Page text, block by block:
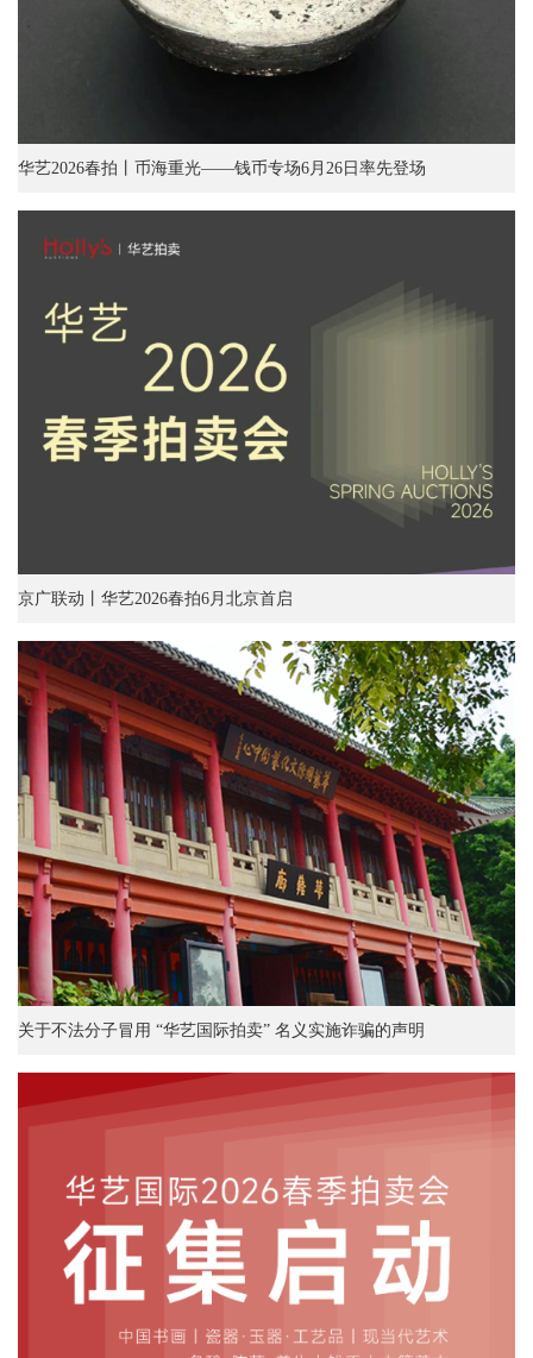
华艺2026春拍丨币海重光——钱币专场6月26日率先登场
京广联动丨华艺2026春拍6月北京首启
关于不法分子冒用 “华艺国际拍卖” 名义实施诈骗的声明